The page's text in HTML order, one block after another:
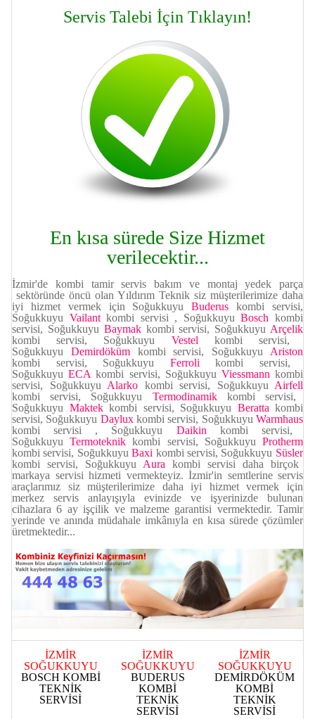
Servis Talebi İçin Tıklayın!
En kısa sürede Size Hizmet
verilecektir...
İzmir'de kombi tamir servis bakım ve montaj yedek parça
sektöründe öncü olan Yıldırım Teknik siz müşterilerimize daha
iyi hizmet vermek için SoğukkuyuBuderus kombi servisi,
Soğukkuyu Vailantkombi servisi , SoğukkuyuBosch kombi
servisi, Soğukkuyu Baymakkombi servisi, Soğukkuyu Arçelik
kombi servisi, Soğukkuyu Vestel kombi servisi,
Soğukkuyu Demirdökümkombi servisi, Soğukkuyu Ariston
kombi servisi, Soğukkuyu Ferroli kombi servisi,
SoğukkuyuECA kombi servisi, Soğukkuyu Viessmann kombi
servisi, Soğukkuyu Alarko kombi servisi, Soğukkuyu Airfell
kombi servisi, Soğukkuyu Termodinamikkombi servisi,
Soğukkuyu Maktekkombi servisi, Soğukkuyu Beratta kombi
servisi, Soğukkuyu Dayluxkombi servisi, SoğukkuyuWarmhaus
kombi servisi
, Soğukkuyu Daikin kombi servisi,
SoğukkuyuTermoteknik kombi servisi, SoğukkuyuProtherm
kombi servisi, SoğukkuyuBaxi kombi servisi, Soğukkuyu Süsler
kombi servisi, Soğukkuyu Aura kombi servisi daha birçok
markaya servisi hizmeti vermekteyiz. İzmir'in semtlerine servis
araçlarımız siz müşterilerimize daha iyi hizmet vermek için
merkez servis anlayışıyla evinizde ve işyerinizde bulunan
cihazlara 6 ay işçilik ve malzeme garantisi vermektedir. Tamir
yerinde ve anında müdahale imkânıyla en kısa sürede çözümler
üretmektedir...
İZMİR
SOĞUKKUYU
BOSCH KOMBİ
TEKNİK
SERVİSİ
İZMİR
SOĞUKKUYU
BUDERUS
KOMBİ
TEKNİK
SERVİSİ
İZMİR
SOĞUKKUYU
DEMİRDÖKÜM
KOMBİ
TEKNİK
SERVİSİ